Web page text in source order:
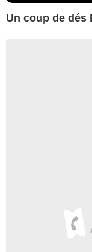
Un coup de dés